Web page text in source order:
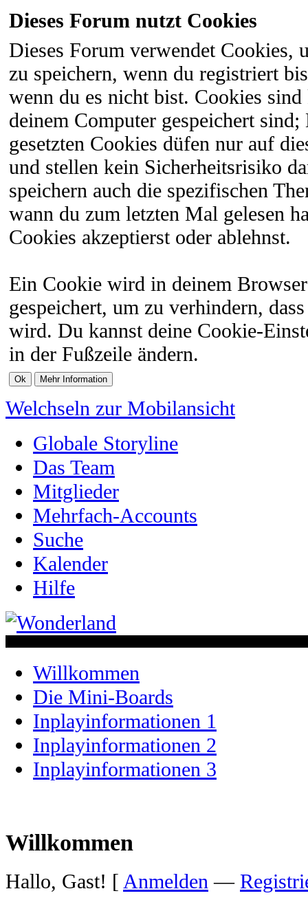
Dieses Forum nutzt Cookies
Dieses Forum verwendet Cookies,
zu speichern, wenn du registriert
wenn du es nicht bist. Cookies
deinem Computer gespeichert
gesetzten Cookies düfen nur auf
und stellen kein Sicherheitsrisiko
speichern auch die spezifischen
wann du zum letzten Mal gelesen
Cookies akzeptierst oder ablehnst.
Ein Cookie wird in deinem
gespeichert, um zu verhindern,
wird. Du kannst deine Cookie-
in der Fußzeile ändern.
Welchseln zur Mobilansicht
Globale Storyline
Das Team
Mitglieder
Mehrfach-Accounts
Suche
Kalender
Hilfe
Willkommen
Die Mini-Boards
Inplayinformationen 1
Inplayinformationen 2
Inplayinformationen 3
Willkommen
Hallo, Gast! [ Anmelden —